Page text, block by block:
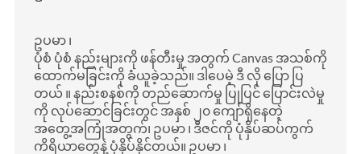
ဥပမာ ၊
ပုံစံ ပုံစံ နည်းများကို ဖန်တီးမှု အတွက် Canvas အသစ်ကို
ထောက်မခြင်းကို ခံယူခဲ့သည်။ ဒါပေမဲ့ ဒီ လို ပြော ပြ
တယ် ။ နည်းစနစ်ကို တည်ဆောက်မှု ပြုပြင် ပြောင်းလဲမှု
ကို လုပ်ဆောင်ခြင်းတွင် အနှစ် ၂၀ ကျော်ရှိနေတဲ့
အတွေ့အကြုံအတွက်၊ ဥပမာ ၊ ဒီဇင်ကို ပုံနှိပ်ဆပ်ကွက်
ကိရိယာတွေနဲ့ ပုံနှိပ်နိုင်တယ်။ ဥပမာ ၊